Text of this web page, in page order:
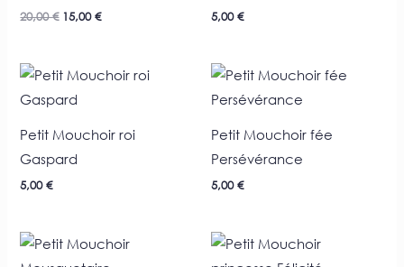
20,00€ 15,00€ 5,00€
Petit Mouchoir roi
Gaspard
5,00€
Petit Mouchoir fée
Persévérance
5,00€